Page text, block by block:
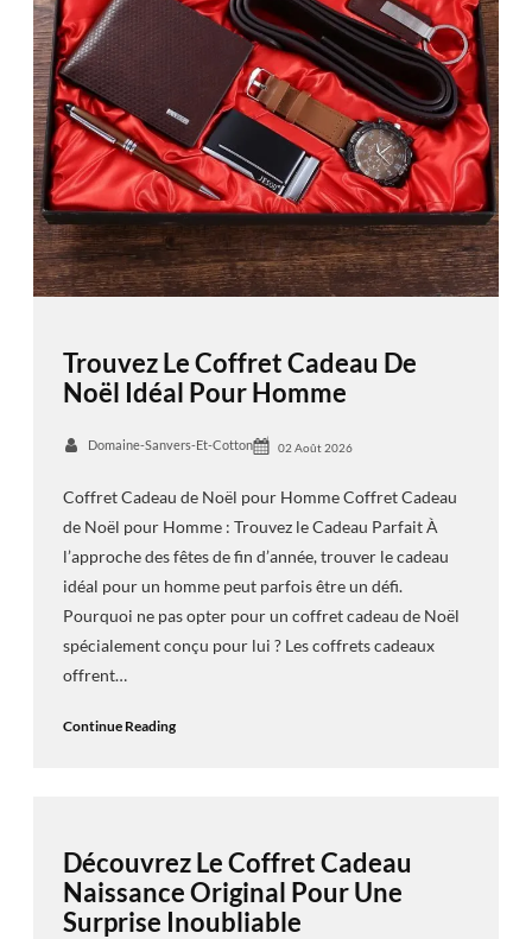
Trouvez Le Coffret Cadeau De
Noël Idéal Pour Homme
Domaine-Sanvers-Et-Cotton 02 Août 2026
Coffret Cadeau de Noël pour Homme Coffret Cadeau
de Noël pour Homme : Trouvez le Cadeau Parfait À
l’approche des fêtes de fin d’année, trouver le cadeau
idéal pour un homme peut parfois être un défi.
Pourquoi ne pas opter pour un coffret cadeau de Noël
spécialement conçu pour lui ? Les coffrets cadeaux
offrent…
Continue Reading
Découvrez Le Coffret Cadeau
Naissance Original Pour Une
Surprise Inoubliable